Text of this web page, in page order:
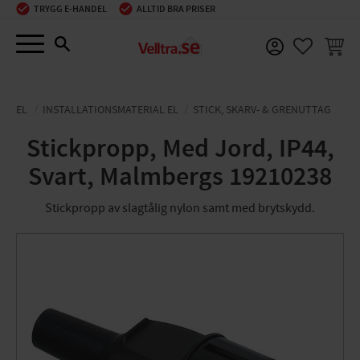
Meny
TRYGG E-HANDEL ALLTID BRA PRISER
EL INSTALLATIONSMATERIAL EL STICK, SKARV- & GRENUTTAG
Stickpropp, Med Jord, IP44,
Svart, Malmbergs 19210238
Stickpropp av slagtålig nylon samt med brytskydd.